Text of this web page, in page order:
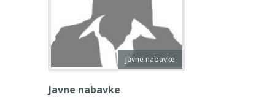
Javne nabavke
Javne nabavke